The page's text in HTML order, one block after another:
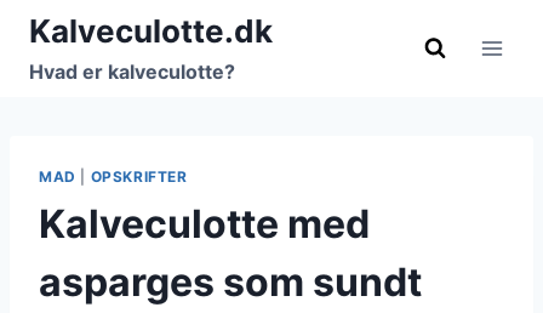
Fortsæt
indhold
Kalveculotte.dk
Hvad er kalveculotte?
MAD OPSKRIFTER
Kalveculotte med
asparges som sundt